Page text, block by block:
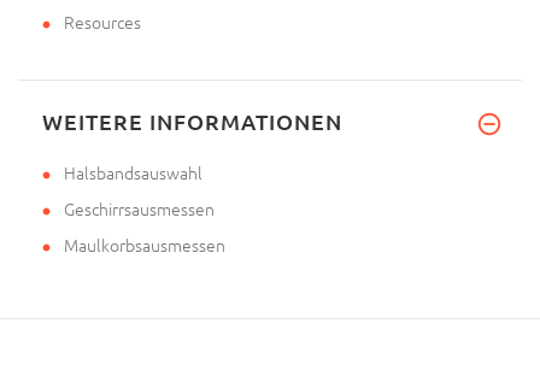
Resources
WEITERE INFORMATIONEN
Halsbandsauswahl
Geschirrsausmessen
Maulkorbsausmessen